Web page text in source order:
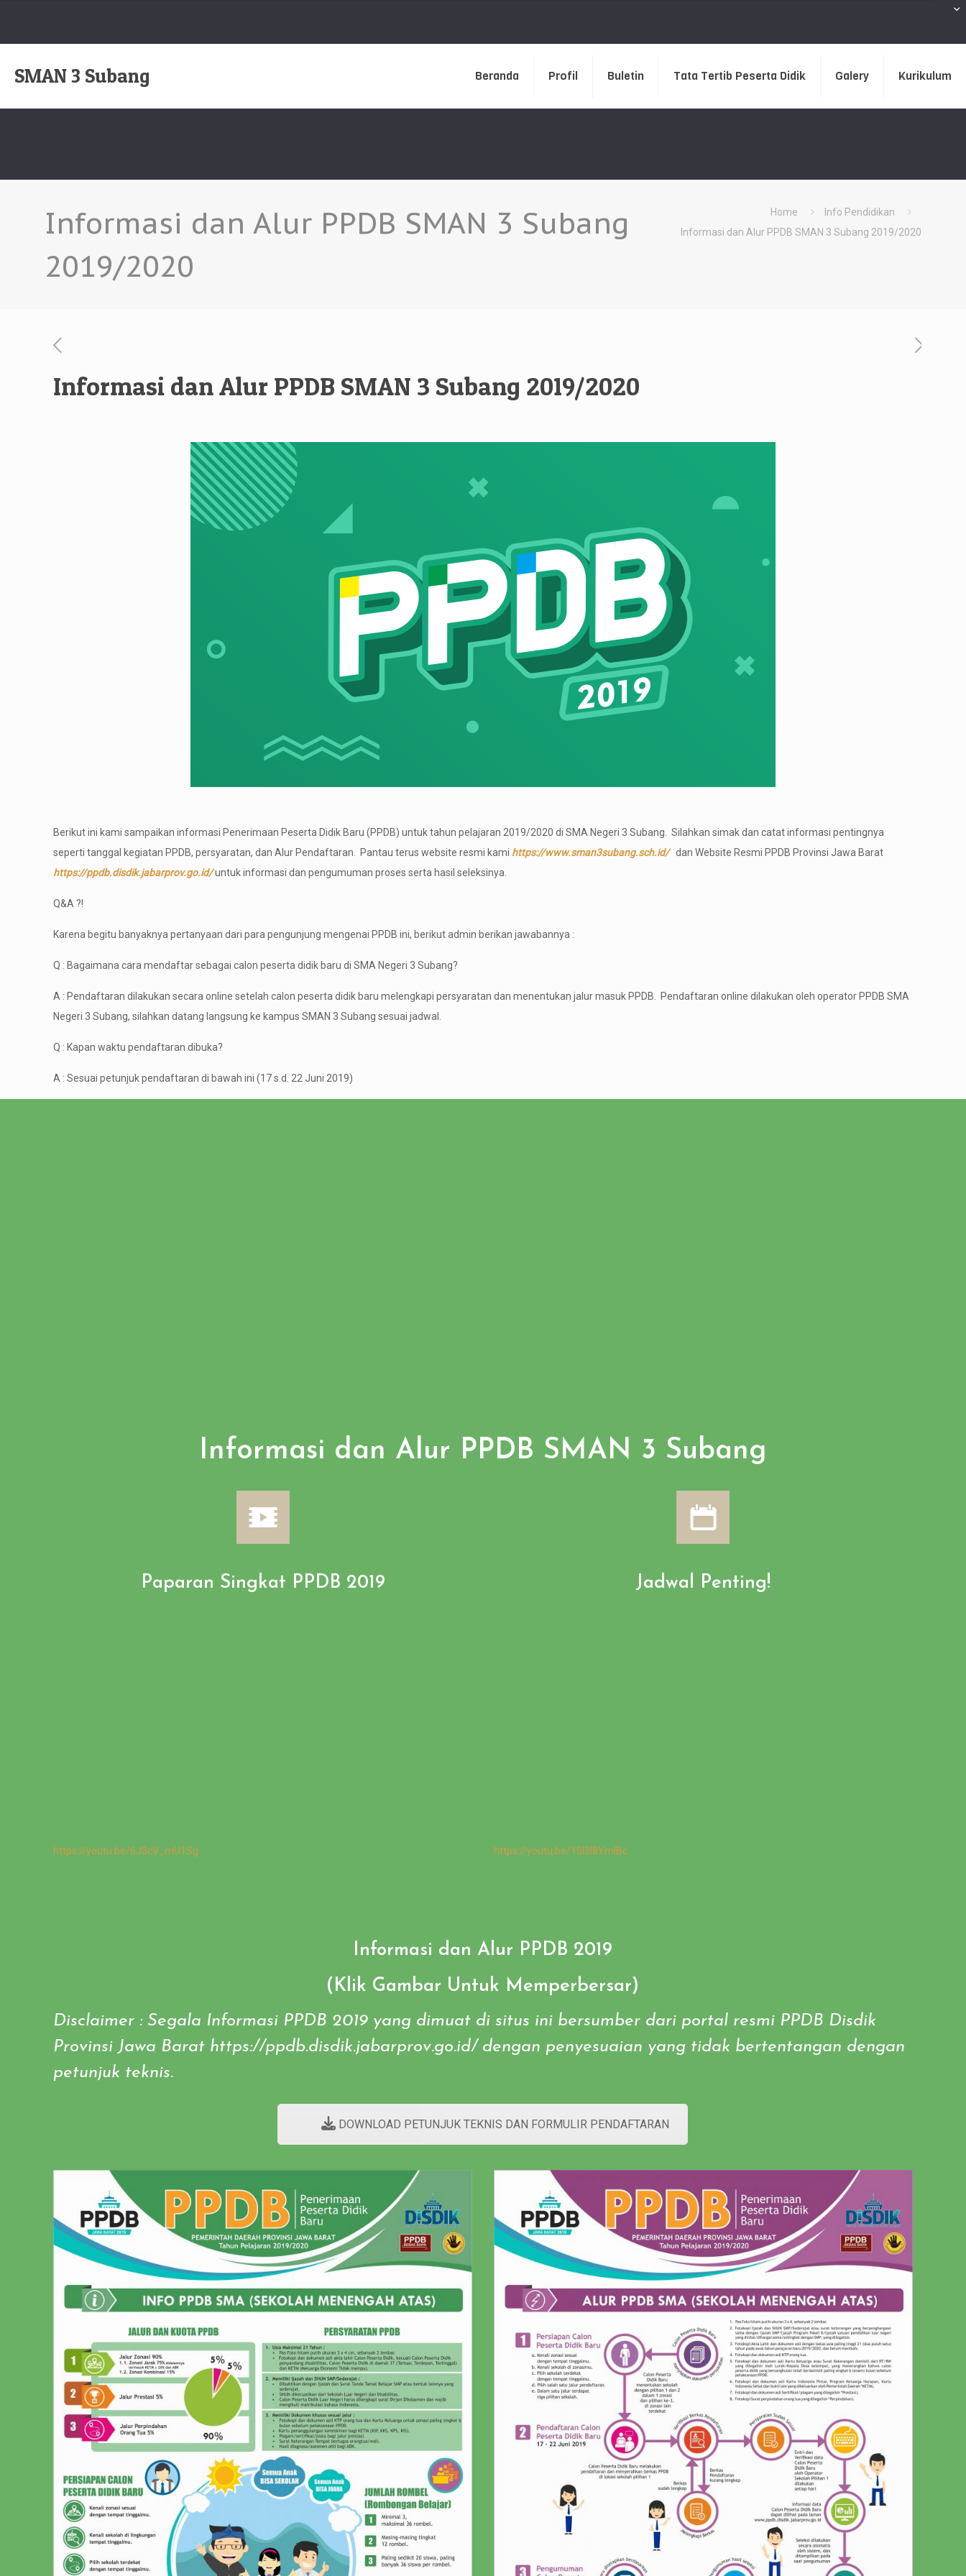
SMAN 3 Subang Beranda Profil Buletin Tata Tertib Peserta Didik Galery Kurikulum
Informasi dan Alur PPDB SMAN 3 Subang
2019/2020
Home
Info Pendidikan
Informasi dan Alur PPDB SMAN 3 Subang 2019/2020
Informasi dan Alur PPDB SMAN 3 Subang 2019/2020
Berikut ini kami sampaikan informasi Penerimaan Peserta Didik Baru (PPDB) untuk tahun pelajaran 2019/2020 di SMA Negeri 3 Subang. Silahkan simak dan catat informasi pentingnya
seperti tanggal kegiatan PPDB, persyaratan, dan Alur Pendaftaran. Pantau terus website resmi kami https://www.sman3subang.sch.id/ dan Website Resmi PPDB Provinsi Jawa Barat
https://ppdb.disdik.jabarprov.go.id/untuk informasi dan pengumuman proses serta hasil seleksinya.
Q&A ?!
Karena begitu banyaknya pertanyaan dari para pengunjung mengenai PPDB ini, berikut admin berikan jawabannya :
Q : Bagaimana cara mendaftar sebagai calon peserta didik baru di SMA Negeri 3 Subang?
A : Pendaftaran dilakukan secara online setelah calon peserta didik baru melengkapi persyaratan dan menentukan jalur masuk PPDB. Pendaftaran online dilakukan oleh operator PPDB SMA
Negeri 3 Subang, silahkan datang langsung ke kampus SMAN 3 Subang sesuai jadwal.
Q : Kapan waktu pendaftaran dibuka?
A : Sesuai petunjuk pendaftaran di bawah ini (17 s.d. 22 Juni 2019)
Informasi dan Alur PPDB SMAN 3 Subang
Paparan Singkat PPDB 2019
https://youtu.be/6J3cV_mU1Sg
Jadwal Penting!
https://youtu.be/15I3l8YmIBc
Informasi dan Alur PPDB 2019
(Klik Gambar Untuk Memperbersar)
Disclaimer : Segala Informasi PPDB 2019 yang dimuat di situs ini bersumber dari portal resmi PPDB Disdik
Provinsi Jawa Barat https://ppdb.disdik.jabarprov.go.id/ dengan penyesuaian yang tidak bertentangan dengan
petunjuk teknis.
DOWNLOAD PETUNJUK TEKNIS DAN FORMULIR PENDAFTARAN